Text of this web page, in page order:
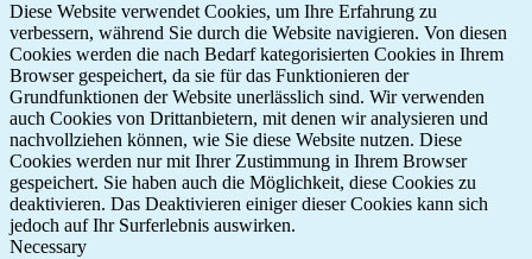
Diese Website verwendet Cookies, um Ihre Erfahrung zu
verbessern, während Sie durch die Website navigieren. Von diesen
Cookies werden die nach Bedarf kategorisierten Cookies in Ihrem
Browser gespeichert, da sie für das Funktionieren der
Grundfunktionen der Website unerlässlich sind. Wir verwenden
auch Cookies von Drittanbietern, mit denen wir analysieren und
nachvollziehen können, wie Sie diese Website nutzen. Diese
Cookies werden nur mit Ihrer Zustimmung in Ihrem Browser
gespeichert. Sie haben auch die Möglichkeit, diese Cookies zu
deaktivieren. Das Deaktivieren einiger dieser Cookies kann sich
jedoch auf Ihr Surferlebnis auswirken.
Necessary